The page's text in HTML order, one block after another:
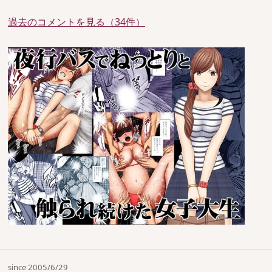
過去のコメントを見る（34件）
since 2005/6/29